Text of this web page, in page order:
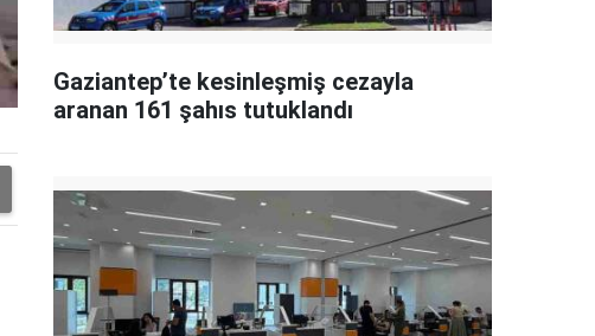
Gaziantep’te kesinleşmiş cezayla
aranan 161 şahıs tutuklandı